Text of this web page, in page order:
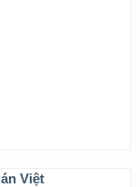
Việt